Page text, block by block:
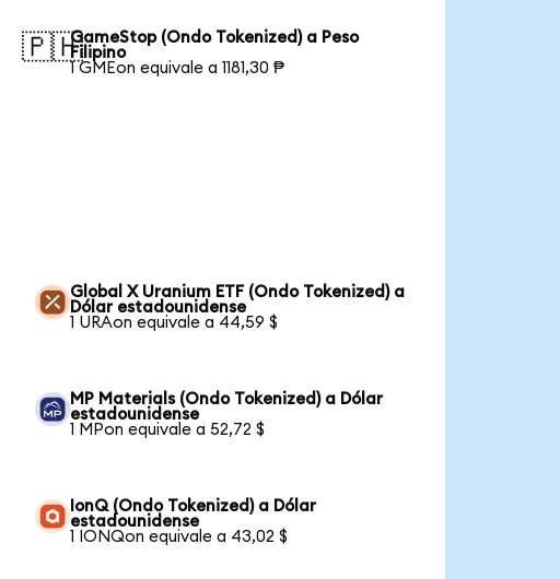
🇵🇭GameStop (Ondo Tokenized) a Peso
Filipino
1 GMEon equivale a 1181,30 ₱
Global X Uranium ETF (Ondo Tokenized) a
Dólar estadounidense
1 URAon equivale a 44,59 $
MP Materials (Ondo Tokenized) a Dólar
estadounidense
1 MPon equivale a 52,72 $
IonQ (Ondo Tokenized) a Dólar
estadounidense
1 IONQon equivale a 43,02 $